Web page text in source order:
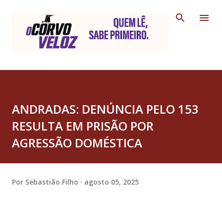
ANDRADAS: DENÚNCIA PELO 153
RESULTA EM PRISÃO POR
AGRESSÃO DOMÉSTICA
Por Sebastião Filho agosto 05, 2025